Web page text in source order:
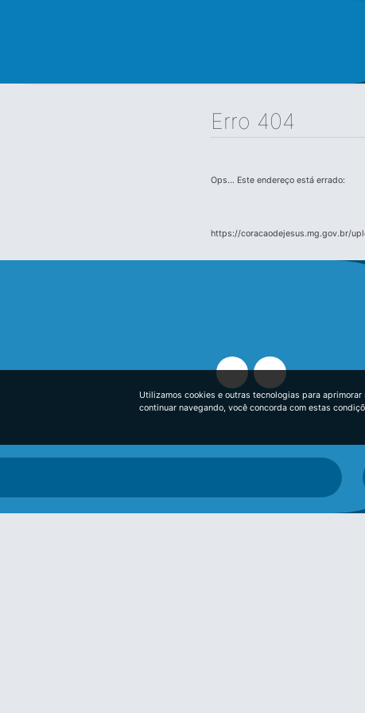
Erro 404
Ops... Este endereço está errado:
https://coracaodejesus.mg.gov.br/
Utilizamos cookies e outras tecnologias para
continuar navegando, você concorda com estas